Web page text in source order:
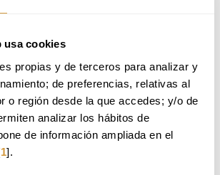
usa cookies
propias y de terceros para analizar y
de preferencias, relativas al
o región desde la que accedes; y/o de
analizar los hábitos de
de información ampliada en el
1].
wifi, etc.).
empleo y/o procesos de selección de BCC en los que
manera voluntaria).
tratamos sus datos y bajo qué legitimación?
personales persigue las siguientes finalidades: